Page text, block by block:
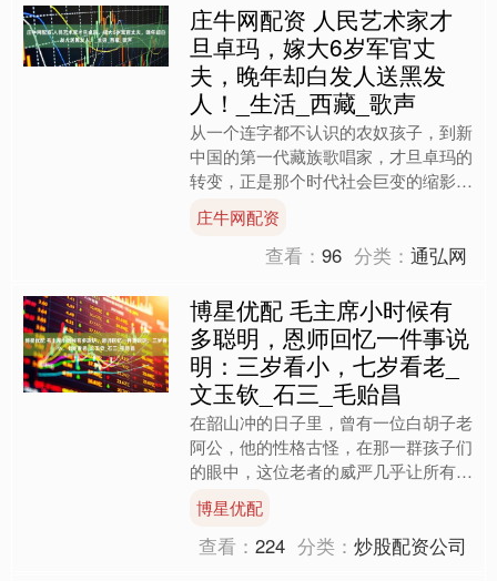
庄牛网配资 人民艺术家才
旦卓玛，嫁大6岁军官丈
夫，晚年却白发人送黑发
人！_生活_西藏_歌声
从一个连字都不认识的农奴孩子，到新
中国的第一代藏族歌唱家，才旦卓玛的
转变，正是那个时代社会巨变的缩影。
她的幸运与奋斗，见证了一个国家从贫
困与压迫中脱胎换骨的过程....
庄牛网配资
查看：96 分类：通弘网
博星优配 毛主席小时候有
多聪明，恩师回忆一件事说
明：三岁看小，七岁看老_
文玉钦_石三_毛贻昌
在韶山冲的日子里，曾有一位白胡子老
阿公，他的性格古怪，在那一群孩子们
的眼中，这位老者的威严几乎让所有人
感到畏惧。尽管如此，年幼的毛主席却
毫不害怕这位老人，一如他....
博星优配
查看：224 分类：炒股配资公司